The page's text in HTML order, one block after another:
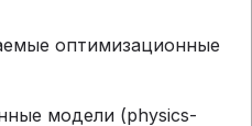
оптимизационные
модели (physics-